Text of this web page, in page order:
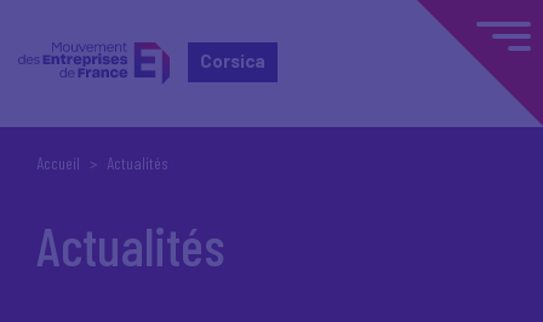
Corsica
Accueil Actualités
Actualités